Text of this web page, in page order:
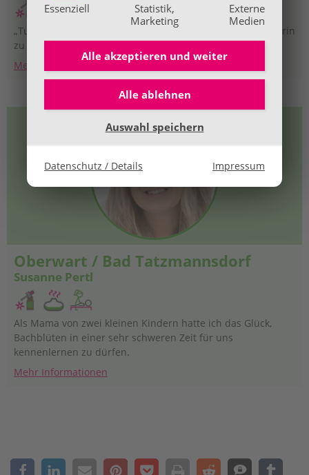
Essenziell
Statistik,
Marketing
Externe
Medien
Alle akzeptieren und weiter
Alle ablehnen
Auswahl speichern
Datenschutz / Details Impressum
„Tue deinem Körper Gutes, damit deine Seele Lust hat, darin
zu wohnen.“ – Teresa von Àvila
Mehr Informationen
Oberwart / Bad Tatzmannsdorf
Susanne Pertl
Als Mama von zwei kleinen Kindern hatte ich das Glück,
Bachblüten in einer sehr schweren Zeit für uns
kennenlernen zu dürfen.
Mehr Informationen